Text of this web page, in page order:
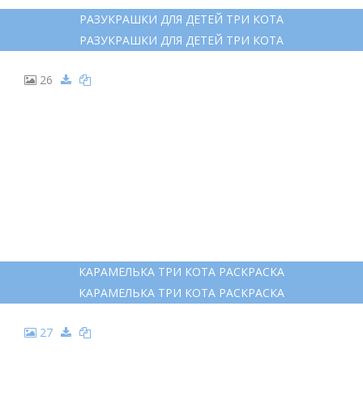
РАЗУКРАШКИ ДЛЯ ДЕТЕЙ ТРИ КОТА
РАЗУКРАШКИ ДЛЯ ДЕТЕЙ ТРИ КОТА
26
КАРАМЕЛЬКА ТРИ КОТА РАСКРАСКА
КАРАМЕЛЬКА ТРИ КОТА РАСКРАСКА
27